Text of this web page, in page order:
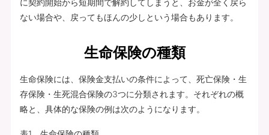
ない場合や、戻ってもほんの少しという場合もあります。
生命保険の種類
生命保険には、保険金支払いの条件によって、死亡保険・生
存保険・生死混合保険の3つに分類されます。それぞれの概
略と、具体的な保険の例は次のようになります。